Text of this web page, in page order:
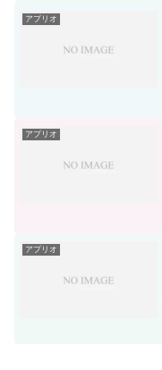
アプリオ
アプリオ
アプリオ